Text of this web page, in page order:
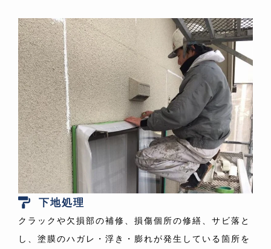
下地処理
クラックや欠損部の補修、損傷個所の修繕、サビ落と
し、塗膜のハガレ・浮き・膨れが発生している箇所を